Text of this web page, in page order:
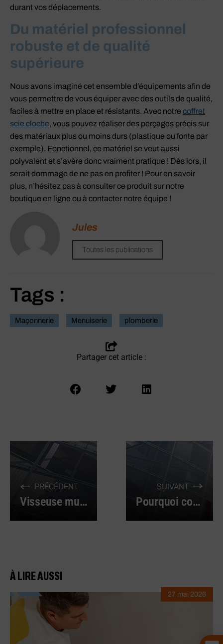
durant vos déplacements.
Du matériel professionnel
robuste et de qualité
supérieure
Nous avons imaginé cet ensemble d’équipements afin de
vous permettre de vous équiper avec des outils de qualité,
faciles à mettre en place et résistants. Avec notre coffret
scie cloche, vous pouvez réaliser des perçages précis sur
des matériaux plus ou moins durs (plastique ou fonte par
exemple). Fonctionnel, ce matériel se veut aussi
polyvalent et s’avère donc vraiment pratique ! Dès lors, il
serait dommage de ne pas en profiter ! Pour en savoir
plus, n’hésitez pas à consulter ce produit sur notre
boutique en ligne ou à contacter notre équipe !
Jules
Toutes les publications
Tags :
Maçonnerie Menuiserie plomberie
Partager cet article :
PRÉCÉDENT
Visseuse multifonction 12V pour endroits difficiles
SUIVANT
Pourquoi commander des forets à béton en ligne quand on est un professionnel ?
À LIRE AUSSI
27 mai 2026